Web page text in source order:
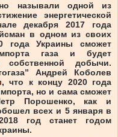
называли одной из
энергетической
декабря 2017 года
в одном из своих
года Украины сможет
газа и будет
собственной добычи.
Андрей Коболев
, что к концу 2020 года
но и сама сможет
Порошенко, как и
всех и 5 января в
год станет годом